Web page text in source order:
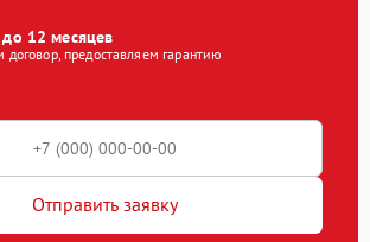
до 12 месяцев
договор, предоставляем гарантию
Отправить заявку